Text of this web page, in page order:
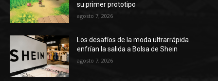
su primer prototipo
agosto 7, 2026
Los desafíos de la moda ultrarrápida
enfrían la salida a Bolsa de Shein
agosto 7, 2026